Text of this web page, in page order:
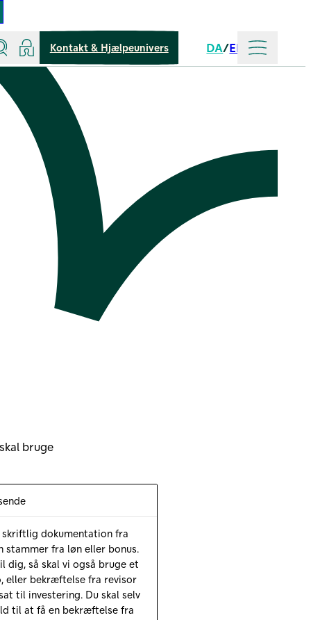
Søg Log indKontakt & Hjælpeunivers
Sprog
DA EN Mere
bruge
skriftlig dokumentation fra
fra løn eller bonus.
dig, så skal vi også bruge et
eller bekræftelse fra revisor
til investering. Du skal selv
til at få en bekræftelse fra